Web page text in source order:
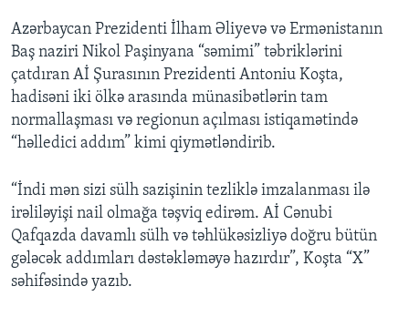
Azərbaycan Prezidenti İlham Əliyevə və Ermənistanın
Baş naziri Nikol Paşinyana “səmimi” təbriklərini
çatdıran Aİ Şurasının Prezidenti Antoniu Koşta,
hadisəni iki ölkə arasında münasibətlərin tam
normallaşması və regionun açılması istiqamətində
“həlledici addım” kimi qiymətləndirib.
“İndi mən sizi sülh sazişinin tezliklə imzalanması ilə
irəliləyişi nail olmağa təşviq edirəm. Aİ Cənubi
Qafqazda davamlı sülh və təhlükəsizliyə doğru bütün
gələcək addımları dəstəkləməyə hazırdır”, Koşta “X”
səhifəsində yazıb.